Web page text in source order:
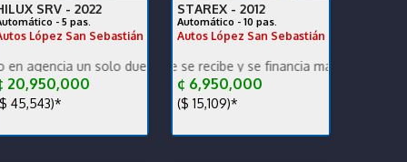
incluido en efectivo
SRV - 2022
- 5 pas.
López San Sebastián
solo dueño récord y mantenimiento Se recibe o se financia
20,950,000
45,543)*
STAREX - 2012
Automático - 10 pas.
Autos López San Sebastián
impecable se recibe y se financia mantenimiento preventivo
¢ 6,950,000
($ 15,109)*